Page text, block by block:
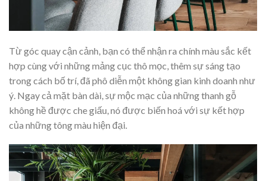
Từ góc quay cận cảnh, bạn có thể nhận ra chính màu sắc kết
hợp cùng với những mảng cục thô mọc, thêm sự sáng tạo
trong cách bố trí, đã phô diễn một không gian kinh doanh như
ý. Ngay cả mặt bàn dài, sự mộc mạc của những thanh gỗ
không hề được che giấu, nó được biến hoá với sự kết hợp
của những tông màu hiện đại.